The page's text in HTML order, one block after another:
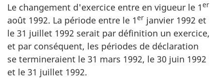
Le changement d'exercice entre en vigueur le 1er
août 1992. La période entre le 1er janvier 1992 et
le 31 juillet 1992 serait par définition un exercice,
et par conséquent, les périodes de déclaration
se termineraient le 31 mars 1992, le 30 juin 1992
et le 31 juillet 1992.